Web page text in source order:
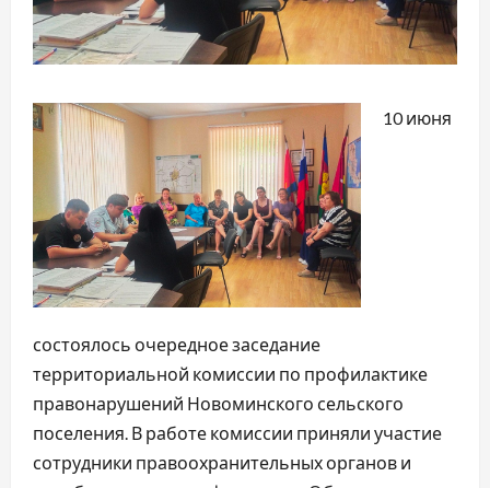
10 июня
состоялось очередное заседание
территориальной комиссии по профилактике
правонарушений Новоминского сельского
поселения. В работе комиссии приняли участие
сотрудники правоохранительных органов и